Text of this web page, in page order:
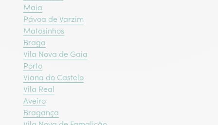
Maia
Pávoa de Varzim
Matosinhos
Braga
Vila Nova de Gaia
Porto
Viana do Castelo
Vila Real
Aveiro
Bragança‎